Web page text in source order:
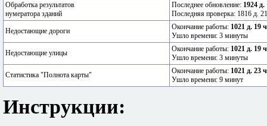
Обработка результатов
нумератора зданий
Последнее обновление: 1924 д.
Последняя проверка: 1816 д.
Недостающие дороги Окончание работы: 1021 д. 19
Ушло времени: 3 минуты
Недостающие улицы Окончание работы: 1021 д. 19
Ушло времени: 3 минуты
Статистика "Полнота карты" Окончание работы: 1021 д. 23
Ушло времени: 9 минут
Инструкции: